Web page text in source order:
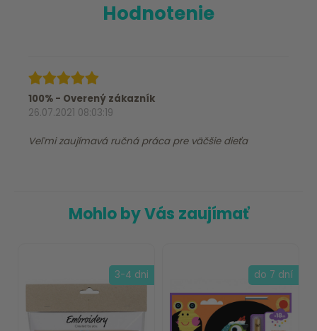
Hodnotenie
100% - Overený zákazník
26.07.2021 08:03:19
Veľmi zaujímavá ručná práca pre väčšie dieťa
Mohlo by Vás zaujímať
3-4 dni do 7 dní